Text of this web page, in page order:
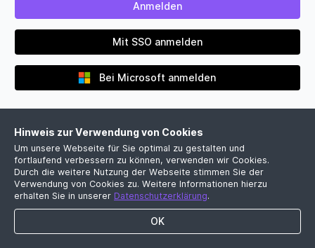
Mit SSO anmelden
Bei Microsoft anmelden
Noch kein Firmenkonto?
Jetzt kostenlose Demo vereinbaren
Hinweis zur Verwendung von Cookies
Um unsere Webseite für Sie optimal zu gestalten und
fortlaufend verbessern zu können, verwenden wir Cookies.
Durch die weitere Nutzung der Webseite stimmen Sie der
Verwendung von Cookies zu. Weitere Informationen hierzu
erhalten Sie in unserer Datenschutzerklärung.
OK